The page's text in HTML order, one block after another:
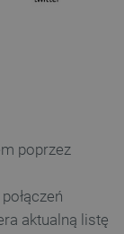
poprzez
aktualną listę